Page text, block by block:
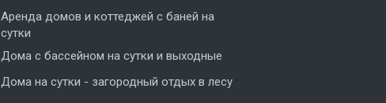
Аренда домов и коттеджей с баней на
сутки
Дома с бассейном на сутки и выходные
Дома на сутки - загородный отдых в лесу